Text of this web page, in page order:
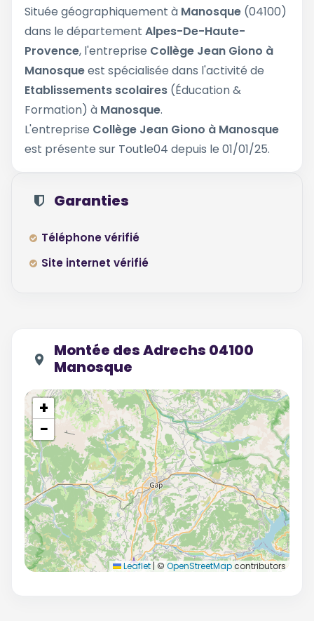
Située géographiquement à Manosque (04100)
dans le département Alpes-De-Haute-
Provence, l'entreprise Collège Jean Giono à
Manosqueest spécialisée dans l'activité de
Etablissements scolaires (Éducation &
Formation) à Manosque.
L'entreprise Collège Jean Giono à Manosque
est présente sur Toutle04 depuis le 01/01/25.
Garanties
Téléphone vérifié
Site internet vérifié
Montée des Adrechs 04100
Manosque
+
−
Leaflet | © OpenStreetMapcontributors